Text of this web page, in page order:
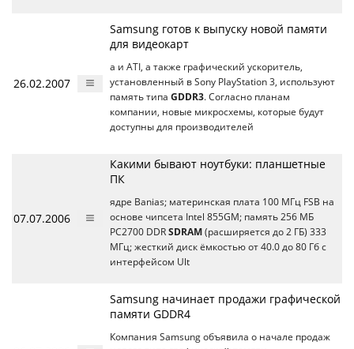
26.02.2007
Samsung готов к выпуску новой памяти
для видеокарт
a и ATI, а также графический ускоритель,
установленный в Sony PlayStation 3, используют
память типа GDDR3. Согласно планам
компании, новые микросхемы, которые будут
доступны для производителей
07.07.2006
Какими бывают ноутбуки: планшетные
ПК
ядре Banias; материнская плата 100 МГц FSB на
основе чипсета Intel 855GM; память 256 МБ
PC2700 DDR SDRAM (расширяется до 2 ГБ) 333
МГц; жесткий диск ёмкостью от 40.0 до 80 Гб с
интерфейсом Ult
Samsung начинает продажи графической
памяти GDDR4
Компания Samsung объявила о начале продаж